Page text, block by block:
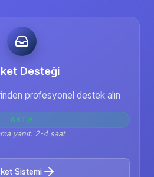
Desteği
profesyonel destek alın
AKTIF
yanıt: 2-4 saat
Sistemi